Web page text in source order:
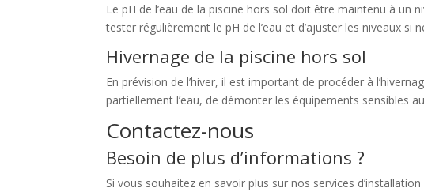
Le pH de l’eau de la piscine hors sol doit être maintenu à
tester régulièrement le pH de l’eau et d’ajuster les niveaux si
Hivernage de la piscine hors sol
En prévision de l’hiver, il est important de procéder à
partiellement l’eau, de démonter les équipements sensibles
Contactez-nous
Besoin de plus d’informations ?
Si vous souhaitez en savoir plus sur nos services